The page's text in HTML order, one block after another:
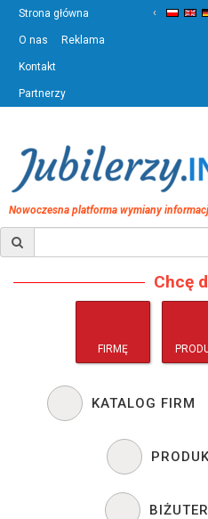
Strona główna
O nas Reklama
Kontakt
Partnerzy
‹
Nowoczesna platforma wymiany
Chcę
FIRMĘ
KATALOG FIRM